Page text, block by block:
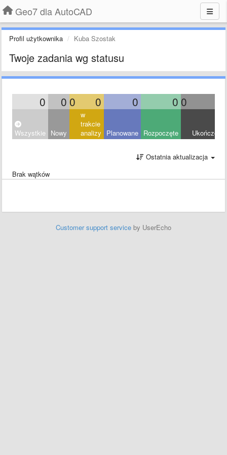
Geo7 dla AutoCAD
Profil użytkownika Kuba Szostak
Twoje zadania wg statusu
0 0 0 0 0 0 0
Wszystkie Nowy
w
trakcie
analizy
Planowane Rozpoczęte Ukończony
Ostatnia aktualizacja
Brak wątków
Customer support service by UserEcho